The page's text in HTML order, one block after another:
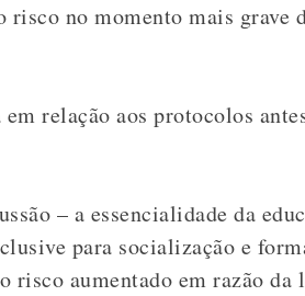
no momento mais grave
relação aos protocolos
– a essencialidade da
para socialização e
risco aumentado em razão da